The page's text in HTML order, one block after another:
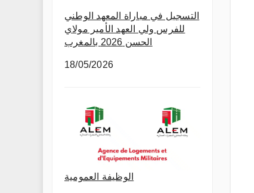
التسجيل في مباراة المعهد الوطني
للفرس ولي العهد الأمير مولاي
الحسن 2026 بالمغرب
18/05/2026
الوظيفة العمومية